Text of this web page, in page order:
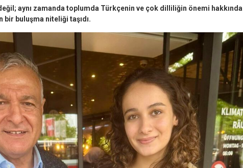
aynı zamanda toplumda Türkçenin ve çok dilliliğin önemi hakkında
bir buluşma niteliği taşıdı.